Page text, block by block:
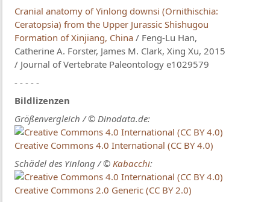
Cranial anatomy of Yinlong downsi (Ornithischia:
Ceratopsia) from the Upper Jurassic Shishugou
Formation of Xinjiang, China / Feng-Lu Han,
Catherine A. Forster, James M. Clark, Xing Xu, 2015
/ Journal of Vertebrate Paleontology e1029579
- - - - -
Bildlizenzen
Größenvergleich / © Dinodata.de:
Creative Commons 4.0 International (CC BY 4.0)
Schädel des Yinlong / ©Kabacchi:
Creative Commons 2.0 Generic (CC BY 2.0)